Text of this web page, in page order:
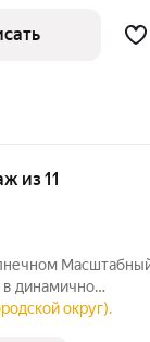
из 11
в динамично
«Царёвоокруг).